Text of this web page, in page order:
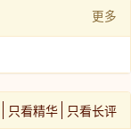
更多
只看精华 只看长评